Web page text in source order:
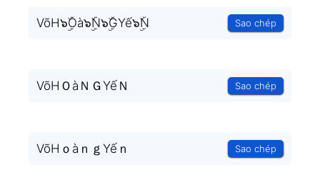
VõH๖ۣۜOà๖ۣۜN๖ۣۜGYế๖ۣۜN Sao chép
VõHＯàＮＧYếＮ Sao chép
VõHｏàｎｇYếｎ Sao chép